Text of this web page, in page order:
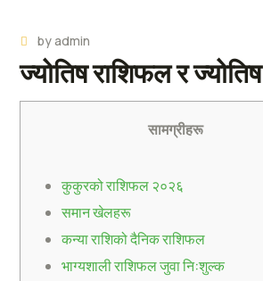
byadmin
ज्योतिष राशिफल र ज्योतिष
सामग्रीहरू
कुकुरको राशिफल २०२६
समान खेलहरू
कन्या राशिको दैनिक राशिफल
भाग्यशाली राशिफल जुवा नि:शुल्क